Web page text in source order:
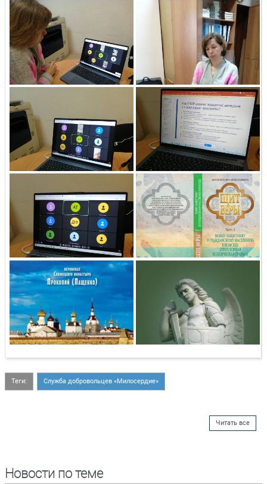
Теги: Служба добровольцев «Милосердие»
Читать все
Новости по теме